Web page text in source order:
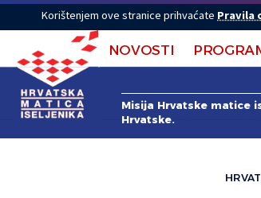
Korištenjem ove stranice prihvaćate Pravila
NOVOSTI
Misija Hrvatske matice
Hrvatske.